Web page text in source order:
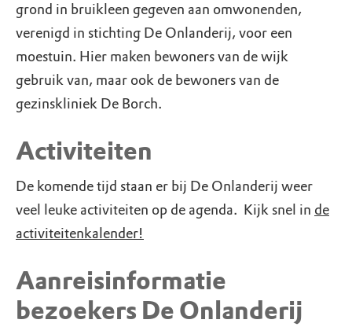
grond in bruikleen gegeven aan omwonenden,
verenigd in stichting De Onlanderij, voor een
moestuin. Hier maken bewoners van de wijk
gebruik van, maar ook de bewoners van de
gezinskliniek De Borch.
Activiteiten
De komende tijd staan er bij De Onlanderij weer
veel leuke activiteiten op de agenda. Kijk snel in de
activiteitenkalender!
Aanreisinformatie
bezoekers De Onlanderij